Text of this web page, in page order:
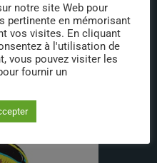
notre site Web pour
pertinente en mémorisant
vos visites. En cliquant
à l'utilisation de
vous pouvez visiter les
fournir un